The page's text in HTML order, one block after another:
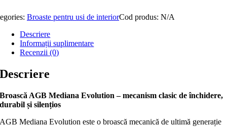
Broaste pentru usi de interiorCod produs: N/A
Descriere
Informații suplimentare
Recenzii (0)
Descriere
Broască AGB Mediana Evolution – mecanism clasic de închidere,
durabil și silențios
AGB Mediana Evolution este o broască mecanică de ultimă generație